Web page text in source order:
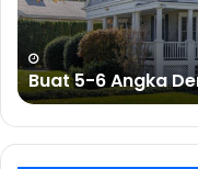
Ejen
Hartanah
Buat 5-6 Angka